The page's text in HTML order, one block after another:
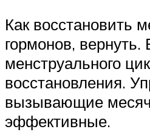
Как восстановить
гормонов,
менструального
восстановления.
вызывающие
эффективные.